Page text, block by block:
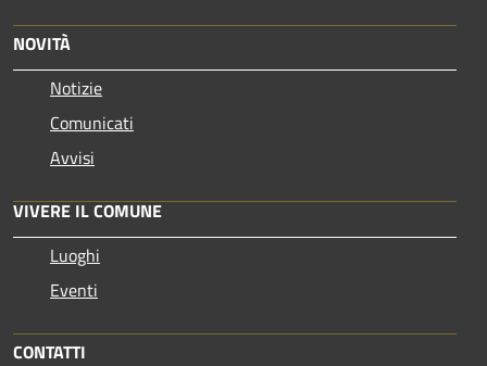
NOVITÀ
Notizie
Comunicati
Avvisi
VIVERE IL COMUNE
Luoghi
Eventi
CONTATTI